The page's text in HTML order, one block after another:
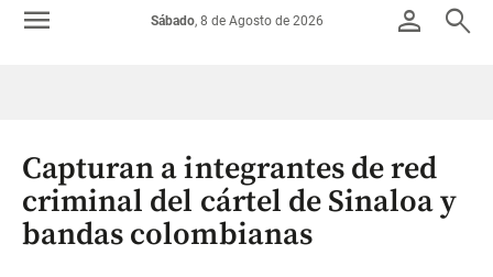
Colombia
person search
Sábado, 8 de Agosto de 2026
menu
Capturan a integrantes de red
criminal del cártel de Sinaloa y
bandas colombianas